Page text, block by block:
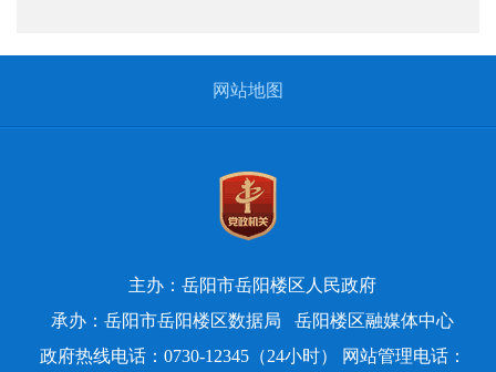
网站地图
主办：岳阳市岳阳楼区人民政府
承办：岳阳市岳阳楼区数据局
岳阳楼区融媒体中心
政府热线电话：0730-12345（24小时） 网站管理电话：